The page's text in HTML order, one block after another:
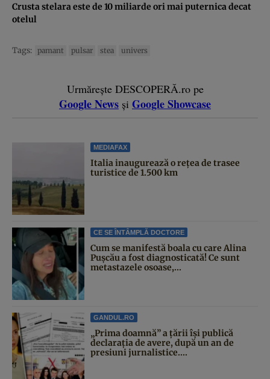
Crusta stelara este de 10 miliarde ori mai puternica decat
otelul
Tags: pamant pulsar stea univers
Urmărește DESCOPERĂ.ro pe
Google News și Google Showcase
MEDIAFAX
Italia inaugurează o rețea de trasee
turistice de 1.500 km
CE SE ÎNTÂMPLĂ DOCTORE
Cum se manifestă boala cu care Alina
Pușcău a fost diagnosticată! Ce sunt
metastazele osoase,...
GANDUL.RO
„Prima doamnă” a țării își publică
declarația de avere, după un an de
presiuni jurnalistice....